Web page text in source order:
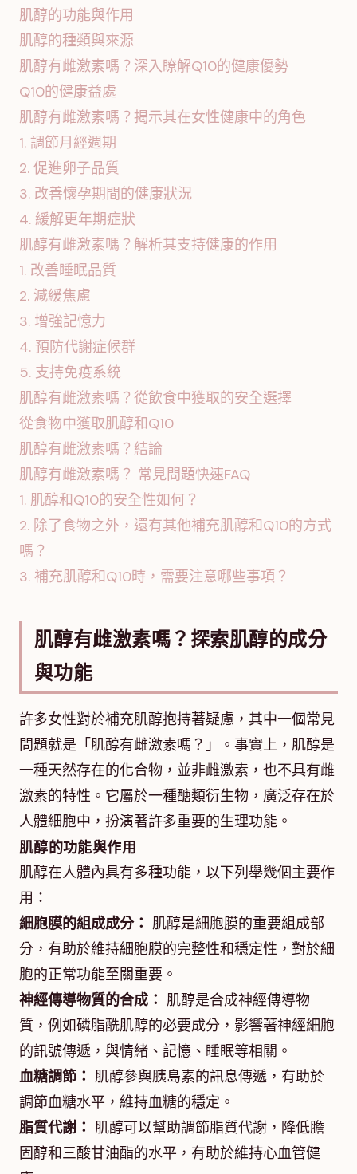
肌醇的功能與作用
肌醇的種類與來源
肌醇有雌激素嗎？深入瞭解Q10的健康優勢
Q10的健康益處
肌醇有雌激素嗎？揭示其在女性健康中的角色
1. 調節月經週期
2. 促進卵子品質
3. 改善懷孕期間的健康狀況
4. 緩解更年期症狀
肌醇有雌激素嗎？解析其支持健康的作用
1. 改善睡眠品質
2. 減緩焦慮
3. 增強記憶力
4. 預防代謝症候群
5. 支持免疫系統
肌醇有雌激素嗎？從飲食中獲取的安全選擇
從食物中獲取肌醇和Q10
肌醇有雌激素嗎？結論
肌醇有雌激素嗎？ 常見問題快速FAQ
1. 肌醇和Q10的安全性如何？
2. 除了食物之外，還有其他補充肌醇和Q10的方式
嗎？
3. 補充肌醇和Q10時，需要注意哪些事項？
肌醇有雌激素嗎？探索肌醇的成分
與功能
許多女性對於補充肌醇抱持著疑慮，其中一個常見
問題就是「肌醇有雌激素嗎？」。事實上，肌醇是
一種天然存在的化合物，並非雌激素，也不具有雌
激素的特性。它屬於一種醣類衍生物，廣泛存在於
人體細胞中，扮演著許多重要的生理功能。
肌醇的功能與作用
肌醇在人體內具有多種功能，以下列舉幾個主要作
用：
細胞膜的組成成分： 肌醇是細胞膜的重要組成部
分，有助於維持細胞膜的完整性和穩定性，對於細
胞的正常功能至關重要。
神經傳導物質的合成： 肌醇是合成神經傳導物
質，例如磷脂酰肌醇的必要成分，影響著神經細胞
的訊號傳遞，與情緒、記憶、睡眠等相關。
血糖調節： 肌醇參與胰島素的訊息傳遞，有助於
調節血糖水平，維持血糖的穩定。
脂質代謝： 肌醇可以幫助調節脂質代謝，降低膽
固醇和三酸甘油酯的水平，有助於維持心血管健